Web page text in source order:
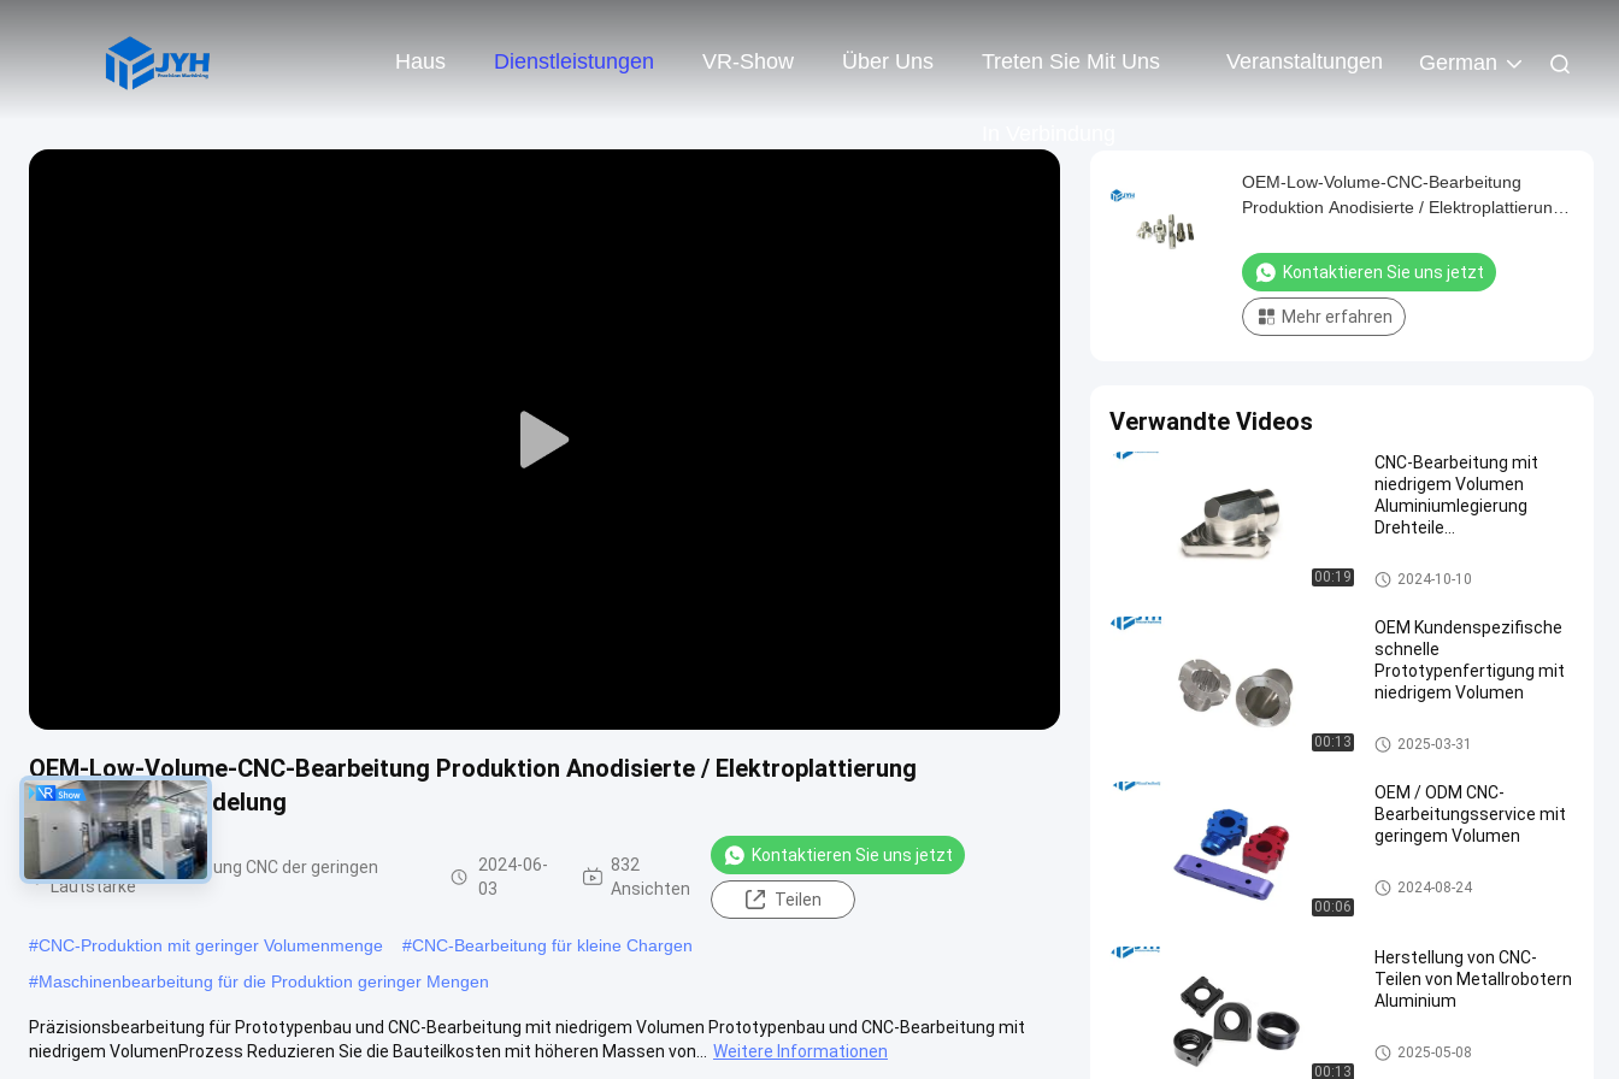
Haus Dienstleistungen VR-Show Über Uns Treten Sie Mit Uns Veranstaltungen German
Play
OEM-Low-Volume-CNC-Bearbeitung Produktion Anodisierte / Elektroplattierung
Oberflächenveredelung
Maschinelle Bearbeitung CNC der geringen
Lautstärke
2024-06-
03
832
Ansichten
Kontaktieren Sie uns jetzt
Teilen
#CNC-Produktion mit geringer Volumenmenge #CNC-Bearbeitung für kleine Chargen
#Maschinenbearbeitung für die Produktion geringer Mengen
Präzisionsbearbeitung für Prototypenbau und CNC-Bearbeitung mit niedrigem Volumen Prototypenbau und CNC-Bearbeitung mit
niedrigem VolumenProzess Reduzieren Sie die Bauteilkosten mit höheren Massen von...
Weitere Informationen
OEM-Low-Volume-CNC-Bearbeitung
Produktion Anodisierte / Elektroplattierung
Kontaktieren Sie uns jetzt
Mehr erfahren
Verwandte Videos
00:19
CNC-Bearbeitung mit
niedrigem Volumen
Aluminiumlegierung
Drehteile
individuell
Maschinelle Bearbeitung CNC
der geringen Lautstärke
2024-10-10
00:13
OEM Kundenspezifische
schnelle
Prototypenfertigung mit
niedrigem Volumen
Maschinelle Bearbeitung CNC
der geringen Lautstärke
2025-03-31
00:06
OEM / ODM CNC-
Bearbeitungsservice mit
geringem Volumen
Maschinelle Bearbeitung CNC
der geringen Lautstärke
2024-08-24
00:13
Herstellung von CNC-
Teilen von Metallrobotern
Aluminium
Maschinelle Bearbeitung CNC
der geringen Lautstärke
2025-05-08